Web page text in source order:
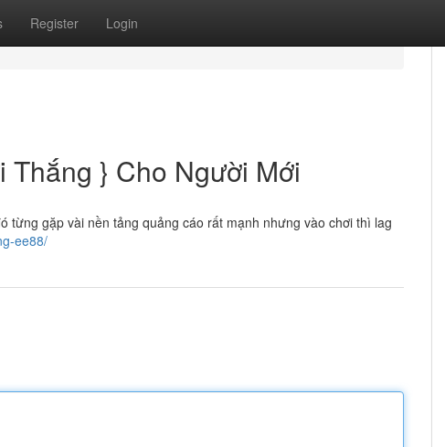
Register Login
} Cho Người Mới
gặp vài nền tảng quảng cáo rất mạnh nhưng vào chơi thì lag
ee88/